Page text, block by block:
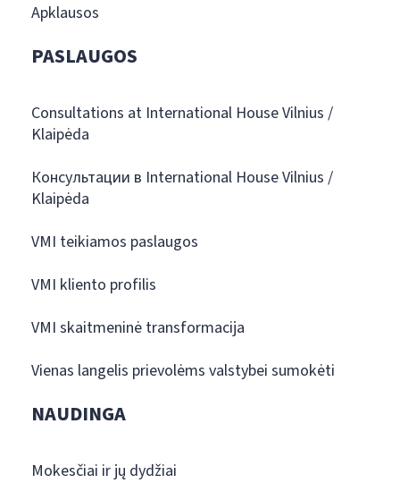
Apklausos
PASLAUGOS
Consultations at International House Vilnius /
Klaipėda
Консультации в International House Vilnius /
Klaipėda
VMI teikiamos paslaugos
VMI kliento profilis
VMI skaitmeninė transformacija
Vienas langelis prievolėms valstybei sumokėti
NAUDINGA
Mokesčiai ir jų dydžiai